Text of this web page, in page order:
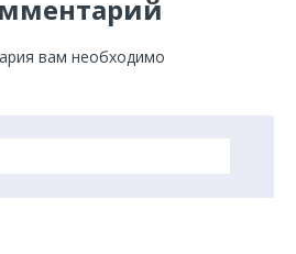
вам необходимо